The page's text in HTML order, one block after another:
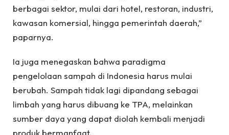
berbagai sektor, mulai dari hotel, restoran, industri,
kawasan komersial, hingga pemerintah daerah,”
paparnya.
Ia juga menegaskan bahwa paradigma
pengelolaan sampah di Indonesia harus mulai
berubah. Sampah tidak lagi dipandang sebagai
limbah yang harus dibuang ke TPA, melainkan
sumber daya yang dapat diolah kembali menjadi
produk bermanfaat.